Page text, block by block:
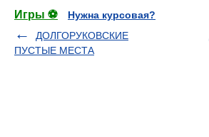
Игры ⚽
Нужна курсовая?
ДОЛГОРУКОВСКИЕ
ПУСТЫЕ МЕСТА